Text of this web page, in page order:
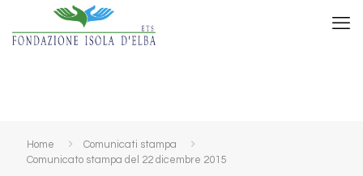
Home
Comunicati stampa
Comunicato stampa del 22 dicembre 2015